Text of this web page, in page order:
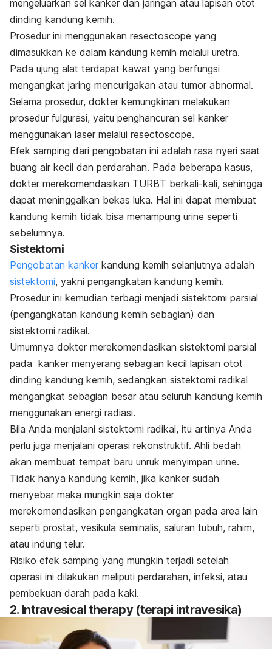
mengeluarkan sel kanker dan jaringan atau lapisan otot
dinding kandung kemih.
Prosedur ini menggunakan resectoscope yang
dimasukkan ke dalam kandung kemih melalui uretra.
Pada ujung alat terdapat kawat yang berfungsi
mengangkat jaring mencurigakan atau tumor abnormal.
Selama prosedur, dokter kemungkinan melakukan
prosedur fulgurasi, yaitu penghancuran sel kanker
menggunakan laser melalui resectoscope.
Efek samping dari pengobatan ini adalah rasa nyeri saat
buang air kecil dan perdarahan. Pada beberapa kasus,
dokter merekomendasikan TURBT berkali-kali, sehingga
dapat meninggalkan bekas luka. Hal ini dapat membuat
kandung kemih tidak bisa menampung urine seperti
sebelumnya.
Sistektomi
Pengobatan kanker kandung kemih selanjutnya adalah
sistektomi, yakni pengangkatan kandung kemih.
Prosedur ini kemudian terbagi menjadi sistektomi parsial
(pengangkatan kandung kemih sebagian) dan
sistektomi radikal.
Umumnya dokter merekomendasikan sistektomi parsial
pada kanker menyerang sebagian kecil lapisan otot
dinding kandung kemih, sedangkan sistektomi radikal
mengangkat sebagian besar atau seluruh kandung kemih
menggunakan energi radiasi.
Bila Anda menjalani sistektomi radikal, itu artinya Anda
perlu juga menjalani operasi rekonstruktif. Ahli bedah
akan membuat tempat baru unruk menyimpan urine.
Tidak hanya kandung kemih, jika kanker sudah
menyebar maka mungkin saja dokter
merekomendasikan pengangkatan organ pada area lain
seperti prostat, vesikula seminalis, saluran tubuh, rahim,
atau indung telur.
Risiko efek samping yang mungkin terjadi setelah
operasi ini dilakukan meliputi perdarahan, infeksi, atau
pembekuan darah pada kaki.
2. Intravesical therapy(terapi intravesika)